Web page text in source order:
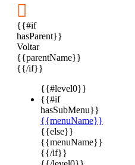

{{#if
hasParent}}
Voltar
{{parentName}}
{{/if}}
{{#level0}}
{{#if
hasSubMenu}}
{{menuName}}
{{else}}
{{menuName}}
{{/if}}